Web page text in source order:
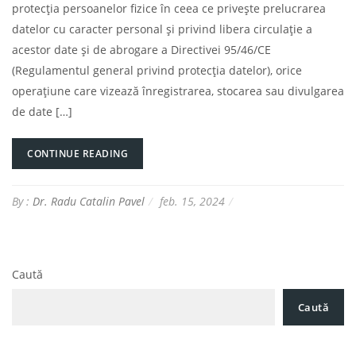
protecţia persoanelor fizice în ceea ce priveşte prelucrarea
datelor cu caracter personal şi privind libera circulaţie a
acestor date şi de abrogare a Directivei 95/46/CE
(Regulamentul general privind protecţia datelor), orice
operațiune care vizează înregistrarea, stocarea sau divulgarea
de date […]
CONTINUE READING
By : Dr. Radu Catalin Pavel feb. 15, 2024
Caută
Caută